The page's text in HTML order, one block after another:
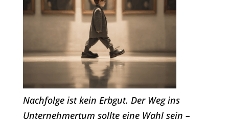
Nachfolge ist kein Erbgut. Der Weg ins
Unternehmertum sollte eine Wahl sein –